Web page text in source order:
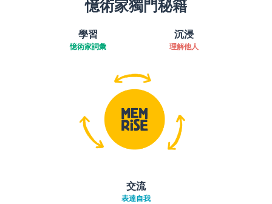
憶術家獨門秘籍
學習
憶術家詞彙
沉浸
理解他人
交流
表達自我